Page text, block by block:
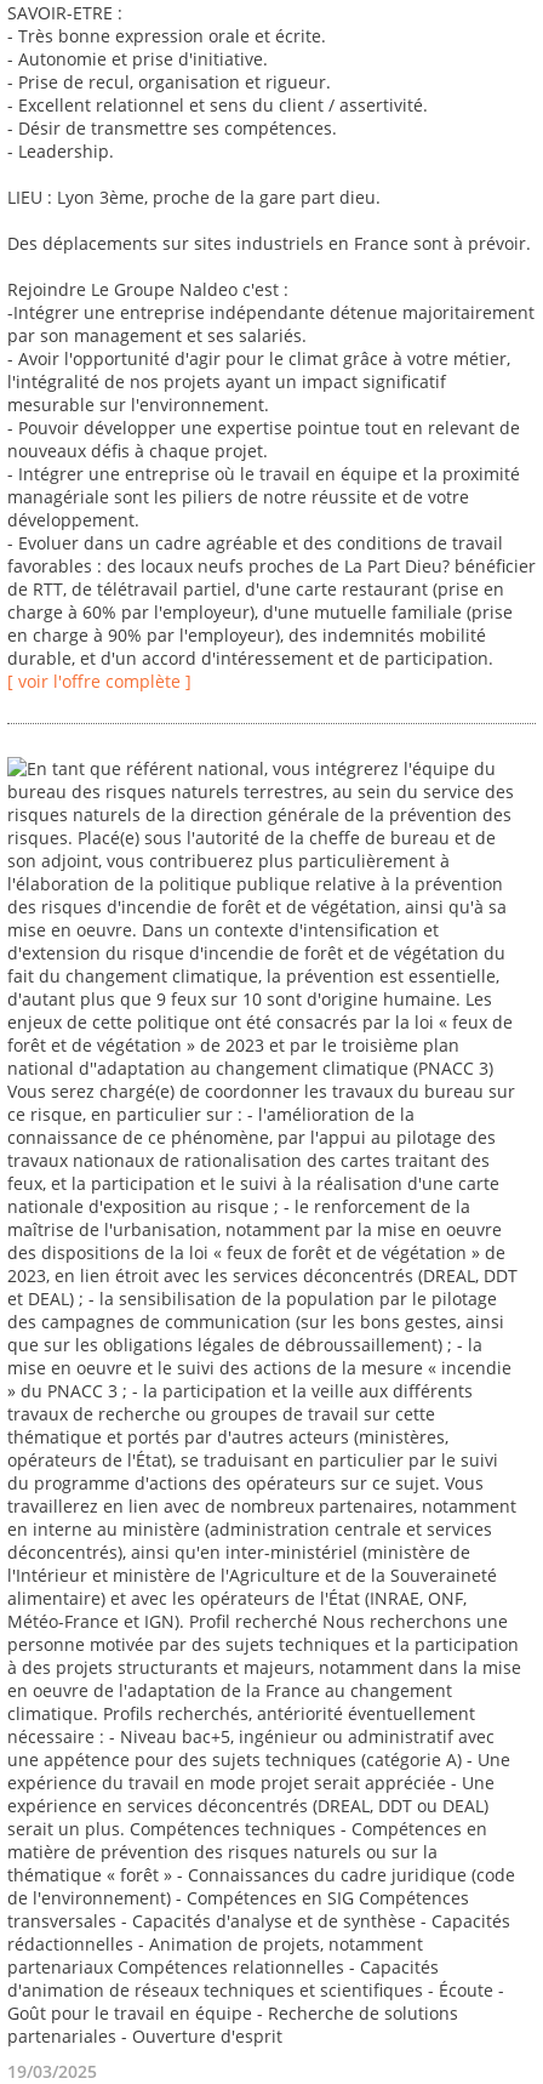
SAVOIR-ETRE :
- Très bonne expression orale et écrite.
- Autonomie et prise d'initiative.
- Prise de recul, organisation et rigueur.
- Excellent relationnel et sens du client / assertivité.
- Désir de transmettre ses compétences.
- Leadership.
LIEU : Lyon 3ème, proche de la gare part dieu.
Des déplacements sur sites industriels en France sont à prévoir.
Rejoindre Le Groupe Naldeo c'est :
-Intégrer une entreprise indépendante détenue majoritairement
par son management et ses salariés.
- Avoir l'opportunité d'agir pour le climat grâce à votre métier,
l'intégralité de nos projets ayant un impact significatif
mesurable sur l'environnement.
- Pouvoir développer une expertise pointue tout en relevant de
nouveaux défis à chaque projet.
- Intégrer une entreprise où le travail en équipe et la proximité
managériale sont les piliers de notre réussite et de votre
développement.
- Evoluer dans un cadre agréable et des conditions de travail
favorables : des locaux neufs proches de La Part Dieu? bénéficier
de RTT, de télétravail partiel, d'une carte restaurant (prise en
charge à 60% par l'employeur), d'une mutuelle familiale (prise
en charge à 90% par l'employeur), des indemnités mobilité
durable, et d'un accord d'intéressement et de participation.
[ voir l'offre complète ]
19/03/2025